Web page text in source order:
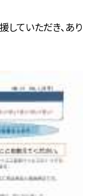
ていただき、あり